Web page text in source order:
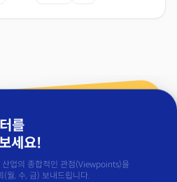
를
세요!
업의 종합적인 관점(Viewpoints)을
월, 수, 금) 보내드립니다.